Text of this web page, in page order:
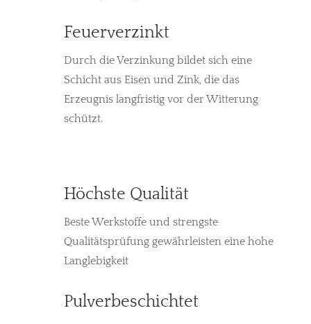
Feuerverzinkt
Durch die Verzinkung bildet sich eine
Schicht aus Eisen und Zink, die das
Erzeugnis langfristig vor der Witterung
schützt.
Höchste Qualität
Beste Werkstoffe und strengste
Qualitätsprüfung gewährleisten eine hohe
Langlebigkeit
Pulverbeschichtet